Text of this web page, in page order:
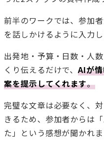
前半のワークでは、参加
を話しかけるように入力し
出発地・予算・日数・人
くり伝えるだけで、AIが
案を提示してくれます。
完璧な文章は必要なく、
きるため、参加者からは
た」という感想が聞かれま